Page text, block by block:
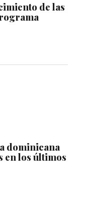
de las
dominicana
en los últimos